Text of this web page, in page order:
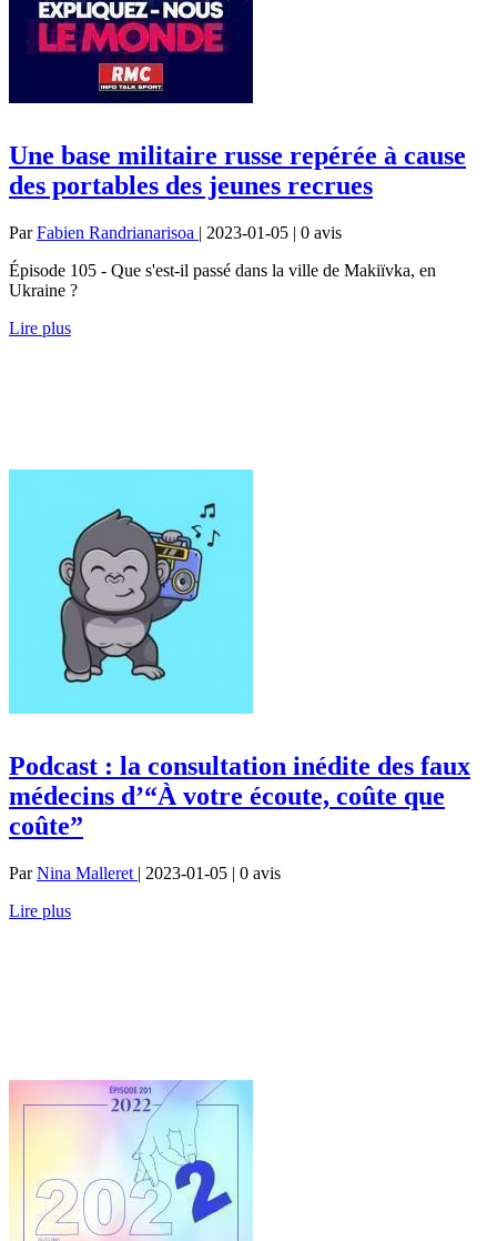
Une base militaire russe repérée à cause
des portables des jeunes recrues
ParFabien Randrianarisoa | 2023-01-05 | 0 avis
Épisode 105 - Que s'est-il passé dans la ville de Makiïvka, en
Ukraine ?
Lire plus
Podcast : la consultation inédite des faux
médecins d’“À votre écoute, coûte que
coûte”
ParNina Malleret | 2023-01-05 | 0 avis
Lire plus